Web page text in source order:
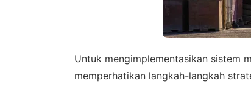
Untuk mengimplementasikan sistem
memperhatikan langkah-langkah